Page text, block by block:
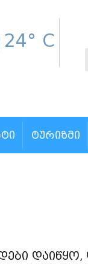
24° C
ᲢᲣᲠᲘᲖᲛᲘ
დაიწყო,